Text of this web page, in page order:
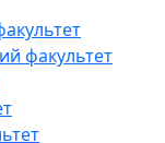
факультет